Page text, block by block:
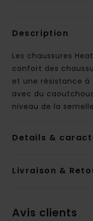
Description
Les chaussures
confort des
et une résistance à
avec du
niveau de la
Details &
Livraison &
Avis clients